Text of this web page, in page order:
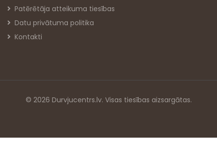
Patērētāja atteikuma tiesības
Datu privātuma politika
Kontakti
© 2026 Durvjucentrs.lv. Visas tiesības aizsargātas.